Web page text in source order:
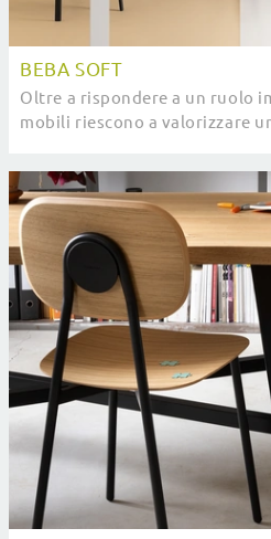
BEBA SOFT
Oltre a rispondere a un ruolo
mobili riescono a valorizzare